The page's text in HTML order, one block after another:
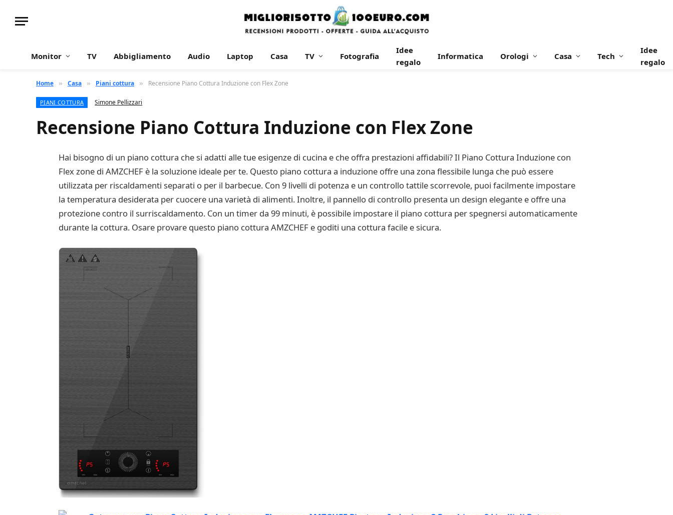
Monitor TV Abbigliamento Audio Laptop Casa TV Fotografia
Idee
regalo
Informatica Orologi Casa Tech
Idee
regalo
Home » Casa » Piani cottura » Recensione Piano Cottura Induzione con Flex Zone
PIANI COTTURA Simone Pellizzari
Recensione Piano Cottura Induzione con Flex Zone
Hai bisogno di un piano cottura che si adatti alle tue esigenze di cucina e che offra prestazioni affidabili? Il Piano Cottura Induzione con
Flex zone di AMZCHEF è la soluzione ideale per te. Questo piano cottura a induzione offre una zona flessibile lunga che può essere
utilizzata per riscaldamenti separati o per il barbecue. Con 9 livelli di potenza e un controllo tattile scorrevole, puoi facilmente impostare
la temperatura desiderata per cuocere una varietà di alimenti. Inoltre, il pannello di controllo presenta un design elegante e offre una
protezione contro il surriscaldamento. Con un timer da 99 minuti, è possibile impostare il piano cottura per spegnersi automaticamente
durante la cottura. Osare provare questo piano cottura AMZCHEF e goditi una cottura facile e sicura.